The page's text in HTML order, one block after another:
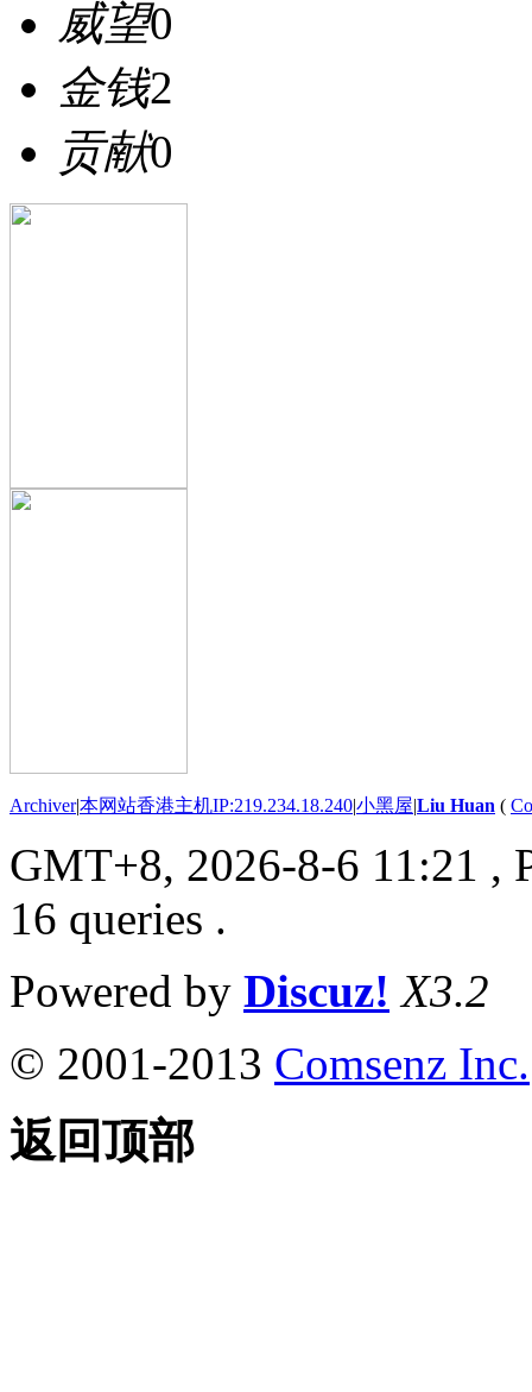
威望0
金钱2
贡献0
Archiver|本网站香港主机IP:219.234.18.240|小黑屋|Liu Huan (
GMT+8, 2026-8-6 11:21 ,
16 queries .
Powered by Discuz! X3.2
© 2001-2013 Comsenz Inc.
返回顶部